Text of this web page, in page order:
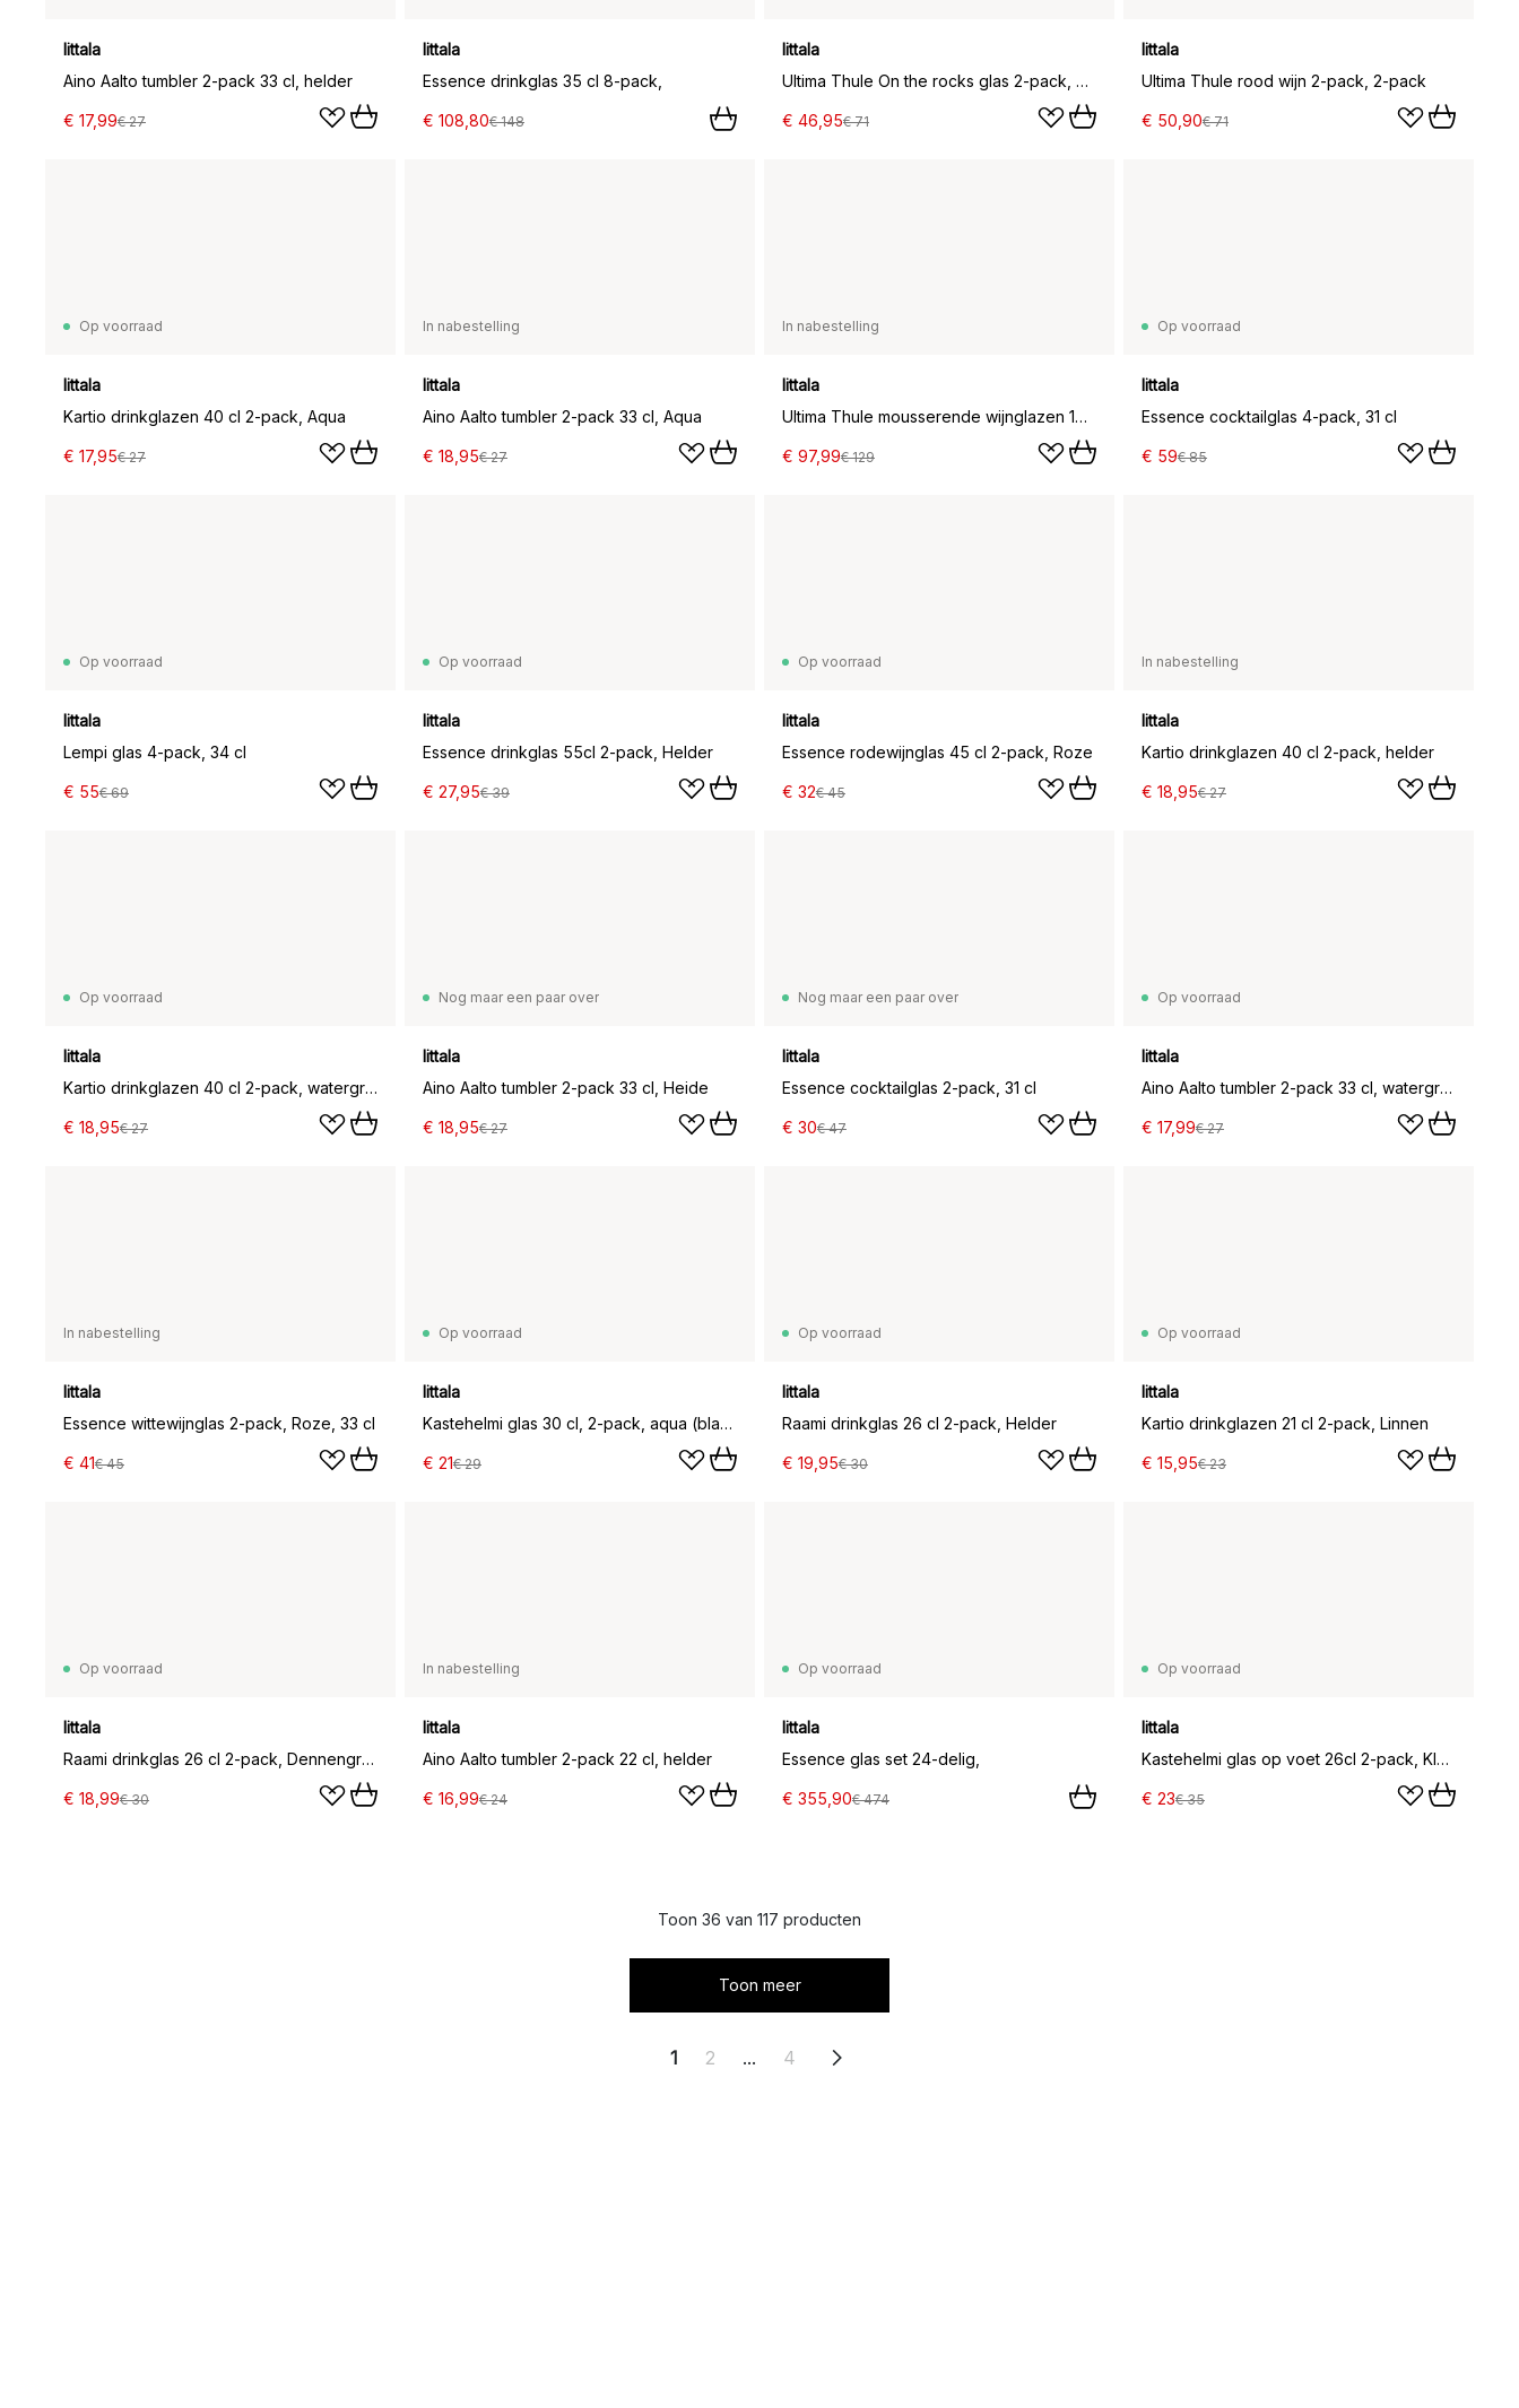
Iittala
Aino Aalto tumbler 2-pack 33 cl, helder
€ 17,99€ 27
Iittala
Essence drinkglas 35 cl 8-pack,
€ 108,80€ 148
Iittala
Ultima Thule On the rocks glas 2-pack, 2-pack
€ 46,95€ 71
Iittala
Ultima Thule rood wijn 2-pack, 2-pack
€ 50,90€ 71
Op voorraad
Iittala
Kartio drinkglazen 40 cl 2-pack, Aqua
€ 17,95€ 27
In nabestelling
Iittala
Aino Aalto tumbler 2-pack 33 cl, Aqua
€ 18,95€ 27
In nabestelling
Iittala
Ultima Thule mousserende wijnglazen 18 cl 4-pack, Helder
€ 97,99€ 129
Op voorraad
Iittala
Essence cocktailglas 4-pack, 31 cl
€ 59€ 85
Op voorraad
Iittala
Lempi glas 4-pack, 34 cl
€ 55€ 69
Op voorraad
Iittala
Essence drinkglas 55cl 2-pack, Helder
€ 27,95€ 39
Op voorraad
Iittala
Essence rodewijnglas 45 cl 2-pack, Roze
€ 32€ 45
In nabestelling
Iittala
Kartio drinkglazen 40 cl 2-pack, helder
€ 18,95€ 27
Op voorraad
Iittala
Kartio drinkglazen 40 cl 2-pack, watergroen
€ 18,95€ 27
Nog maar een paar over
Iittala
Aino Aalto tumbler 2-pack 33 cl, Heide
€ 18,95€ 27
Nog maar een paar over
Iittala
Essence cocktailglas 2-pack, 31 cl
€ 30€ 47
Op voorraad
Iittala
Aino Aalto tumbler 2-pack 33 cl, watergroen
€ 17,99€ 27
In nabestelling
Iittala
Essence wittewijnglas 2-pack, Roze, 33 cl
€ 41€ 45
Op voorraad
Iittala
Kastehelmi glas 30 cl, 2-pack, aqua (blauw)
€ 21€ 29
Op voorraad
Iittala
Raami drinkglas 26 cl 2-pack, Helder
€ 19,95€ 30
Op voorraad
Iittala
Kartio drinkglazen 21 cl 2-pack, Linnen
€ 15,95€ 23
Op voorraad
Iittala
Raami drinkglas 26 cl 2-pack, Dennengroen
€ 18,99€ 30
In nabestelling
Iittala
Aino Aalto tumbler 2-pack 22 cl, helder
€ 16,99€ 24
Op voorraad
Iittala
Essence glas set 24-delig,
€ 355,90€ 474
Op voorraad
Iittala
Kastehelmi glas op voet 26cl 2-pack, Klaar
€ 23€ 35
Toon 36 van 117 producten
Toon meer
1 2 ... 4